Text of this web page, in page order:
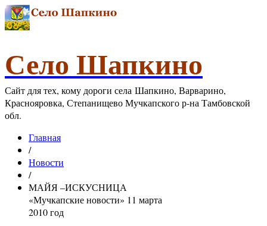
Село Шапкино
Сайт для тех, кому дороги села Шапкино, Варварино,
Краснояровка, Степанищево Мучкапского р-на Тамбовской
обл.
Главная
/
Новости
/
МАЙЯ –ИСКУСНИЦА
«Мучкапские новости» 11 марта
2010 год